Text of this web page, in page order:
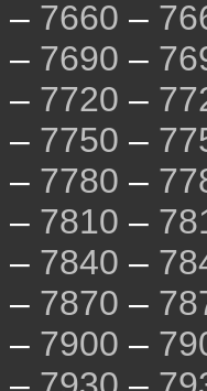
– 7660 –
– 7690 –
– 7720 –
– 7750 –
– 7780 –
– 7810 –
– 7840 –
– 7870 –
– 7900 –